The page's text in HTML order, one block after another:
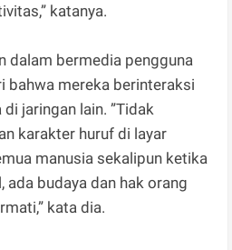
katanya.
dalam bermedia pengguna
bahwa mereka berinteraksi
jaringan lain. ”Tidak
karakter huruf di layar
manusia sekalipun ketika
ada budaya dan hak orang
kata dia.